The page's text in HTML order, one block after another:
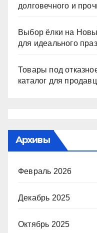
долговечного и
Выбор ёлки на
для идеального
Товары под
каталог для
Архивы
Февраль 2026
Декабрь 2025
Октябрь 2025